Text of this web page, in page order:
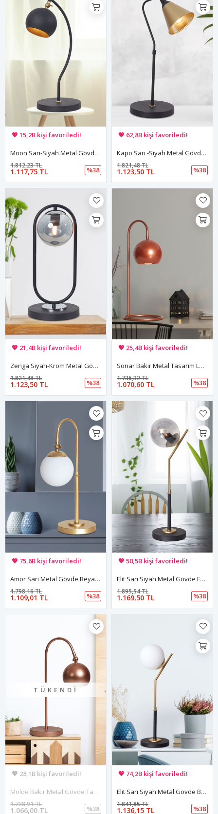
🚚 Hızlı teslimat yapılıyor!
💖 15,2B kişi favoriledi!
💸 Sepette 100 TL indirim!
Moon Sarı-Siyah Metal Gövde Tasarım Lüx Masa Lambası
1.117,75 TL
1.812,23 TL
%38
🚚 Hızlı teslimat yapılıyor!
💖 62,8B kişi favoriledi!
💸 Sepette 100 TL indirim!
Kapo Sarı -Siyah Metal Gövde Tasarım Lüx Masa Lambası
1.123,50 TL
1.821,48 TL
%38
🚚 Hızlı teslimat yapılıyor!
💖 21,4B kişi favoriledi!
💸 Sepette 100 TL indirim!
Zenga Siyah-Krom Metal Gövde Füme Camlı Tasarım Lüx Masa Lambası
1.123,50 TL
1.821,48 TL
%38
🚚 Hızlı teslimat yapılıyor!
💖 25,4B kişi favoriledi!
💸 Sepette 100 TL indirim!
Sonar Bakır Metal Tasarım Lüx Masa Lambası
1.070,60 TL
1.736,32 TL
%38
🚚 Hızlı teslimat yapılıyor!
💖 75,6B kişi favoriledi!
💸 Sepette 100 TL indirim!
Amor Sarı Metal Gövde Beyaz Camlı Tasarım Lüx Masa Lambası
1.109,01 TL
1.798,16 TL
%38
🚚 Hızlı teslimat yapılıyor!
💖 50,5B kişi favoriledi!
💸 Sepette 100 TL indirim!
Elit Sarı Siyah Metal Gövde Füme Camlı Tasarım Lüx Masa Lambası
1.169,50 TL
1.895,54 TL
%38
TÜKENDI
🚚 Hızlı teslimat yapılıyor!
💖 28,1B kişi favoriledi!
💸 Sepette 100 TL indirim!
Molde Bakır Metal Gövde Tasarım Lüx Masa Lambası
1.066,00 TL
1.728,91 TL
%38
🚚 Hızlı teslimat yapılıyor!
💖 74,2B kişi favoriledi!
💸 Sepette 100 TL indirim!
Elit Sarı Siyah Metal Gövde Beyaz Camlı Tasarım Lüx Masa Lambası
1.136,15 TL
1.841,85 TL
%38